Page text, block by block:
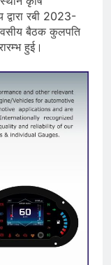
रबी 2023-
बैठक कुलपति
हुई।